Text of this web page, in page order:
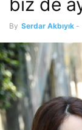
By Serdar Akbıyık -